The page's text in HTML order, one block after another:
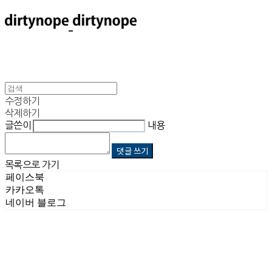
수정하기
삭제하기
글쓴이
내용
댓글 쓰기
목록으로 가기
페이스북
카카오톡
네이버 블로그